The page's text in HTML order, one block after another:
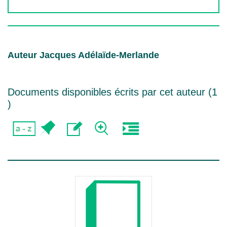
Auteur Jacques Adélaïde-Merlande
Documents disponibles écrits par cet auteur (1
)